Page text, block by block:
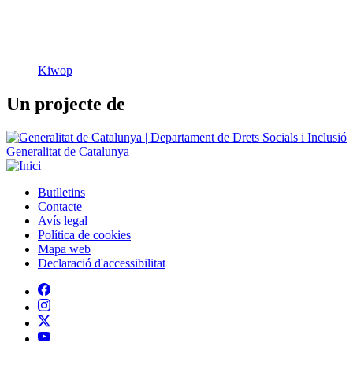
Generalitat de Catalunya
Peu
Butlletins
Contacte
Avís legal
Política de cookies
Mapa web
Declaració d'accessibilitat